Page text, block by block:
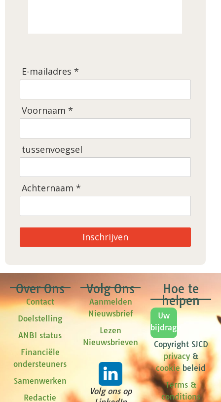
E-mailadres *
Voornaam *
tussenvoegsel
Achternaam *
Inschrijven
Over Ons
Contact
Doelstelling
ANBI status
Financiële
ondersteuners
Samenwerken
Redactie
Volg Ons
Aanmelden
Nieuwsbrief
Lezen
Nieuwsbrieven
Volg ons op
Hoe te
helpen
Uw
bijdrage
Copyright SJCD
privacy&
cookie beleid
Terms &
conditions